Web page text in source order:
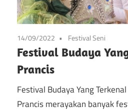
14/09/2022 Festival Seni
Festival Budaya
Prancis
Festival Budaya Yang
Prancis merayakan banyak